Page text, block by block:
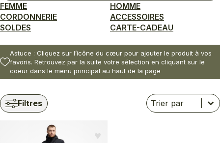
FEMME
HOMME
CORDONNERIE
ACCESSOIRES
SOLDES
CARTE-CADEAU
Astuce : Cliquez sur l’icône du cœur pour ajouter le produit à vos
favoris. Retrouvez par la suite votre sélection en cliquant sur le
coeur dans le menu principal au haut de la page
Filtres Trier
Trier le contenu
Trier le contenu
♥︎